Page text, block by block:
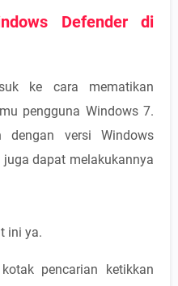
Defender di
ke cara mematikan
pengguna Windows 7.
versi Windows
dapat melakukannya
ini ya.
pencarian ketikkan